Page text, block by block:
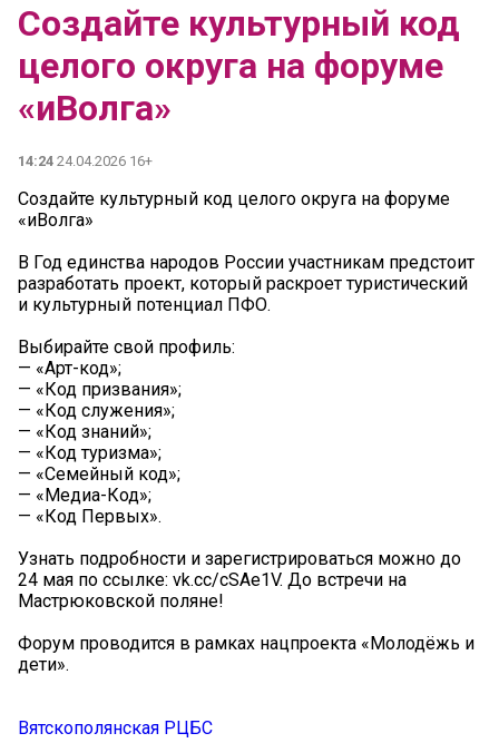
Создайте культурный код
целого округа на форуме
«иВолга»
14:24 24.04.2026 16+
Создайте культурный код целого округа на форуме
«иВолга»
В Год единства народов России участникам предстоит
разработать проект, который раскроет туристический
и культурный потенциал ПФО.
Выбирайте свой профиль:
— «Арт-код»;
— «Код призвания»;
— «Код служения»;
— «Код знаний»;
— «Код туризма»;
— «Семейный код»;
— «Медиа-Код»;
— «Код Первых».
Узнать подробности и зарегистрироваться можно до
24 мая по ссылке: vk.cc/cSAe1V. До встречи на
Мастрюковской поляне!
Форум проводится в рамках нацпроекта «Молодёжь и
дети».
Вятскополянская РЦБС